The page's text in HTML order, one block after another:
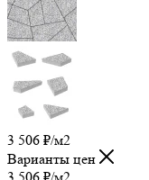
3 506 ₽/м2
Варианты цен